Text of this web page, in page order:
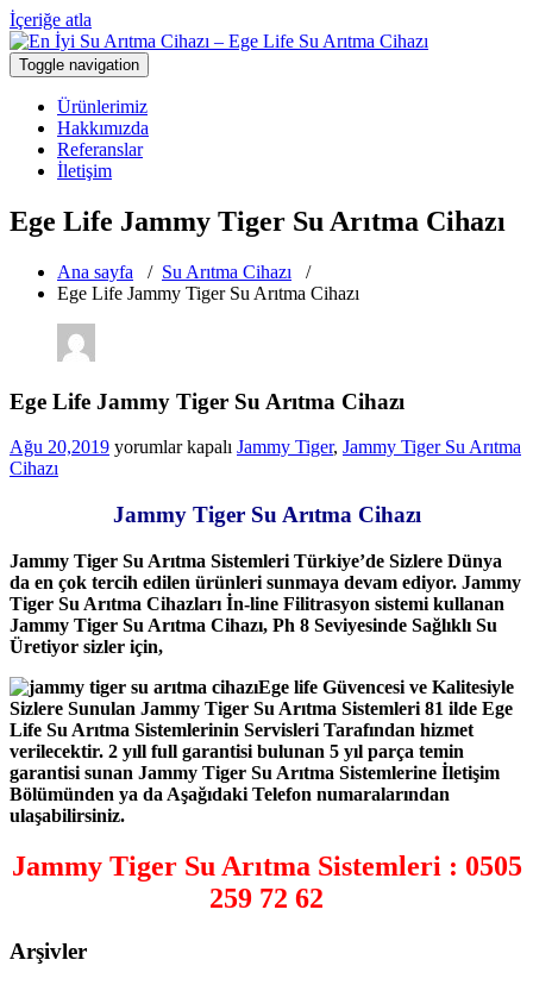
İçeriğe atla
En İyi Su Arıtma Cihazı – Ege Life Su
Arıtma Cihazı
Türkiye'nin En Güvenilir Markası Ege Life
Toggle navigation
Ürünlerimiz
Hakkımızda
Referanslar
İletişim
Ege Life Jammy Tiger Su Arıtma Cihazı
Ana sayfa / Su Arıtma Cihazı /
Ege Life Jammy Tiger Su Arıtma Cihazı
Ege Life Jammy Tiger Su Arıtma Cihazı
Ağu 20,2019 Ege
Tiger
Arıtma
Cihazı
için
yorumlar kapalı Jammy Tiger, Jammy Tiger Su Arıtma
Cihazı
Jammy Tiger Su Arıtma Cihazı
Jammy Tiger Su Arıtma Sistemleri Türkiye’de Sizlere Dünya
da en çok tercih edilen ürünleri sunmaya devam ediyor. Jammy
Tiger Su Arıtma Cihazları İn-line Filitrasyon sistemi kullanan
Jammy Tiger Su Arıtma Cihazı, Ph 8 Seviyesinde Sağlıklı Su
Üretiyor sizler için,
Ege life Güvencesi ve Kalitesiyle
Sizlere Sunulan Jammy Tiger Su Arıtma Sistemleri 81 ilde Ege
Life Su Arıtma Sistemlerinin Servisleri Tarafından hizmet
verilecektir. 2 yıll full garantisi bulunan 5 yıl parça temin
garantisi sunan Jammy Tiger Su Arıtma Sistemlerine İletişim
Bölümünden ya da Aşağıdaki Telefon numaralarından
ulaşabilirsiniz.
Jammy Tiger Su Arıtma Sistemleri : 0505
259 72 62
Arşivler